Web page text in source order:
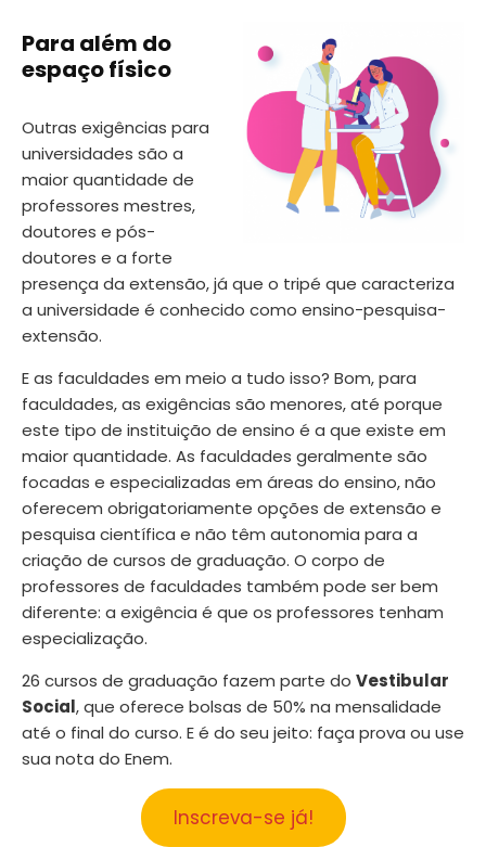
Para além do
espaço físico
Outras exigências para
universidades são a
maior quantidade de
professores mestres,
doutores e pós-
doutores e a forte
presença da extensão, já que o tripé que caracteriza
a universidade é conhecido como ensino-pesquisa-
extensão.
E as faculdades em meio a tudo isso? Bom, para
faculdades, as exigências são menores, até porque
este tipo de instituição de ensino é a que existe em
maior quantidade. As faculdades geralmente são
focadas e especializadas em áreas do ensino, não
oferecem obrigatoriamente opções de extensão e
pesquisa científica e não têm autonomia para a
criação de cursos de graduação. O corpo de
professores de faculdades também pode ser bem
diferente: a exigência é que os professores tenham
especialização.
26 cursos de graduação fazem parte do Vestibular
Social, que oferece bolsas de 50% na mensalidade
até o final do curso. E é do seu jeito: faça prova ou use
sua nota do Enem.
Inscreva-se já!